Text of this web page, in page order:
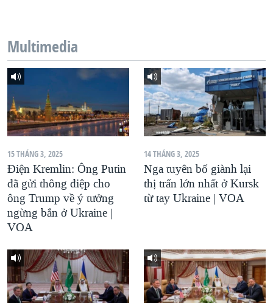
Multimedia
15 THÁNG 3, 2025
Điện Kremlin: Ông Putin
đã gửi thông điệp cho
ông Trump về ý tưởng
ngừng bắn ở Ukraine |
VOA
14 THÁNG 3, 2025
Nga tuyên bố giành lại
thị trấn lớn nhất ở Kursk
từ tay Ukraine | VOA